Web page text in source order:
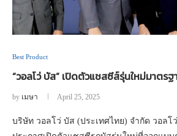
Best Product
“วอลโว่ บัส” เปิดตัวแชสซีส์รุ่นใหม่มาตรฐ
by เมษา April 25, 2025
บริษัท วอลโว่ บัส (ประเทศไทย) จำกัด วอลโ